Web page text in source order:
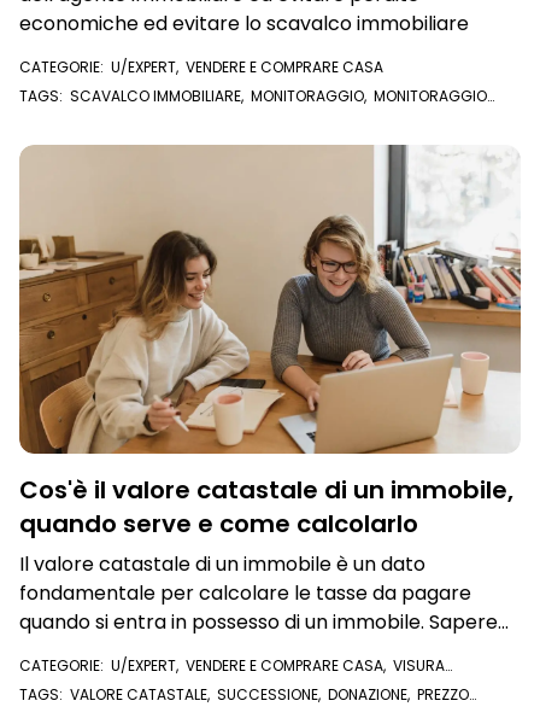
economiche ed evitare lo scavalco immobiliare
CATEGORIE: U/EXPERT, VENDERE E COMPRARE CASA
TAGS: SCAVALCO IMMOBILIARE, MONITORAGGIO, MONITORAGGIO
Cos'è il valore catastale di un immobile,
quando serve e come calcolarlo
Il valore catastale di un immobile è un dato
fondamentale per calcolare le tasse da pagare
quando si entra in possesso di un immobile. Sapere
cos'è e dove trovarlo è importante per prendere
decisioni informate in caso di compravendite
immobiliari, donazioni e successioni.
CATEGORIE: U/EXPERT, VENDERE E COMPRARE CASA, VISURA
CATASTALE
TAGS: VALORE CATASTALE, SUCCESSIONE, DONAZIONE, PREZZO